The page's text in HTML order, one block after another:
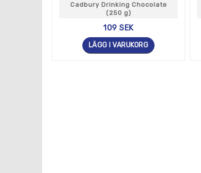
Cadbury Drinking Chocolate
(250 g)
109 SEK
LÄGG I VARUKORG